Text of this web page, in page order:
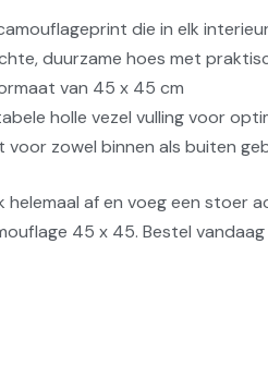
die in elk
duurzame hoes met
van 45 x 45 cm
holle vezel vulling voor
voor zowel binnen als buiten
helemaal af en voeg een stoer
45 x 45. Bestel